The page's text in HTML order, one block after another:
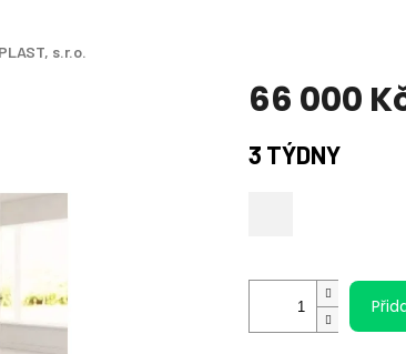
s.r.o.
66 000
Měrná
cena:
3 TÝDNY